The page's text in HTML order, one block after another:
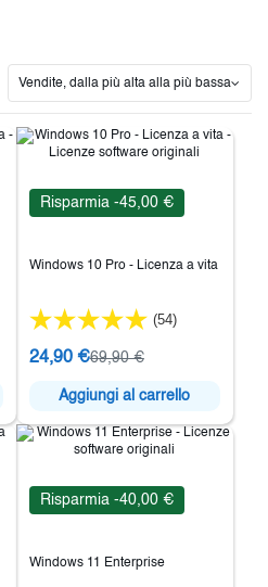
Vendite, dalla più alta alla più bassa
Risparmia -45,00 €
Windows 10 Pro - Licenza a vita
(54)
24,90 €69,90 €
Aggiungi al carrello
Risparmia -40,00 €
Windows 11 Enterprise